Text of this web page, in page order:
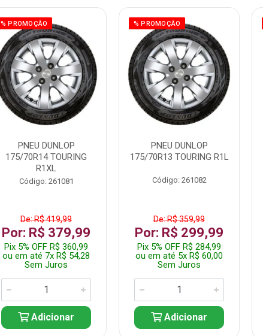
% PROMOÇÃO
PNEU DUNLOP
175/70R14 TOURING
R1XL
Código: 261081
De: R$ 419,99
Por: R$ 379,99
Pix 5% OFF R$ 360,99
ou em até 7x R$ 54,28
Sem Juros
Adicionar
% PROMOÇÃO
PNEU DUNLOP
175/70R13 TOURING R1L
Código: 261082
De: R$ 359,99
Por: R$ 299,99
Pix 5% OFF R$ 284,99
ou em até 5x R$ 60,00
Sem Juros
Adicionar